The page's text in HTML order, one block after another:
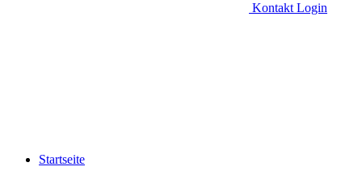
Kontakt Login
Startseite